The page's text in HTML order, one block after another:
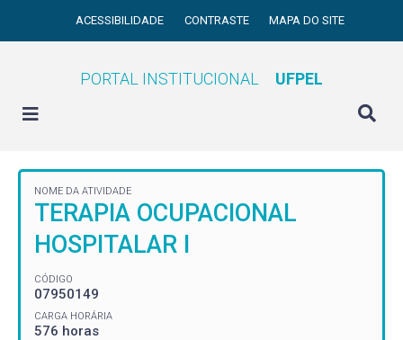
ACESSIBILIDADE CONTRASTE MAPA DO SITE
PORTAL INSTITUCIONAL UFPEL
NOME DA ATIVIDADE
TERAPIA OCUPACIONAL
HOSPITALAR I
CÓDIGO
07950149
CARGA HORÁRIA
576 horas